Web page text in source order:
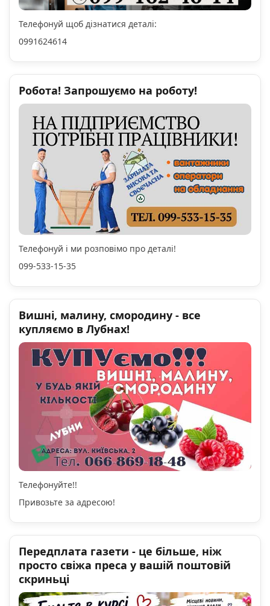
Телефонуй щоб дізнатися деталі:
0991624614
Робота! Запрошуємо на роботу!
Телефонуй і ми розповімо про деталі!
099-533-15-35
Вишні, малину, смородину - все
купляємо в Лубнах!
Телефонуйте!!
Привозьте за адресою!
Передплата газети - це більше, ніж
просто свіжа преса у вашій поштовій
скриньці